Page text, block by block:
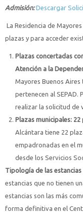
Admisión: Descargar
La Residencia de
plazas y para acceder
Plazas concertadas
Atención a la
Mayores Buenos
pertenecen al SEPAD.
realizar la solicitud de
Plazas municipales: 22
Alcántara tiene 22
empadronadas en el
desde los Servicios
Tipología de las
estancias que no tienen
estancias son las más
forma definitiva en el